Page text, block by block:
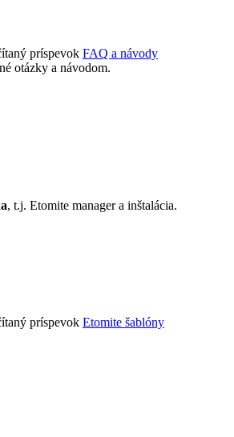
FAQ a návody
otázky a návodom.
, t.j. Etomite manager a inštalácia.
Etomite šablóny